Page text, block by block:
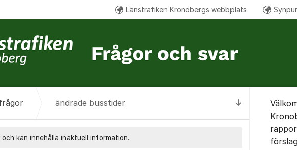
Länstrafiken Kronobergs webbplats
Till senaste
ändrade busstider
kan innehålla inaktuell information.